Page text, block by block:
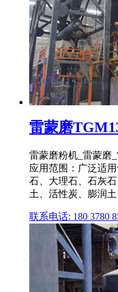
雷蒙磨
雷蒙磨粉机_雷蒙磨
应用范围：广泛适
石、大理石、石灰
土、活性炭、膨润
联系电话: 180 3780